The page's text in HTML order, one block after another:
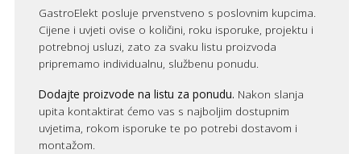
GastroElekt posluje prvenstveno s poslovnim kupcima.
Cijene i uvjeti ovise o količini, roku isporuke, projektu i
potrebnoj usluzi, zato za svaku listu proizvoda
pripremamo individualnu, službenu ponudu.
Dodajte proizvode na listu za ponudu. Nakon slanja
upita kontaktirat ćemo vas s najboljim dostupnim
uvjetima, rokom isporuke te po potrebi dostavom i
montažom.